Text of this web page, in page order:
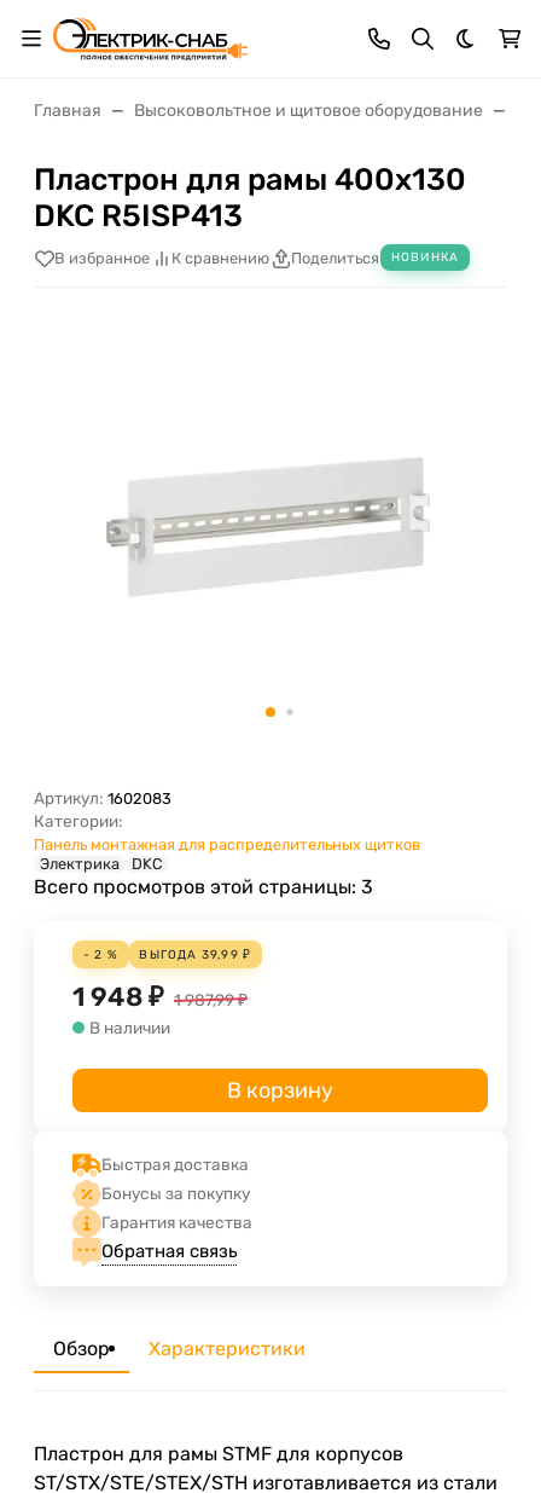
Темная
Главная Высоковольтное и щитовое оборудование
Пластрон для рамы 400х130
DKC R5ISP413
В избранное К сравнению Поделиться НОВИНКА
Артикул: 1602083
Категории:
Панель монтажная для распределительных щитков
Электрика
DKC
Всего просмотров этой страницы: 3
- 2 % ВЫГОДА 39,99 ₽
1 948 ₽ 1 987,99₽
В наличии
В корзину
Быстрая доставка
Бонусы за покупку
Гарантия качества
Обратная связь
Обзор Характеристики
Пластрон для рамы STMF для корпусов
ST/STX/STE/STEX/STH изготавливается из стали